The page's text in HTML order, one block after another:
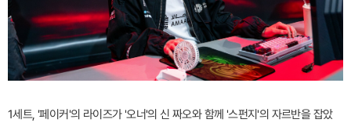
1세트, '페이커'의 라이즈가 '오너'의 신 짜오와 함께 '스펀지'의 자르반을 잡았